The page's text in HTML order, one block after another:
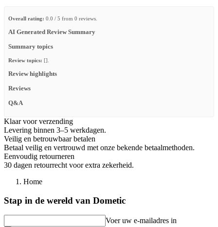
Overall rating: 0.0 / 5 from 0 reviews.
AI Generated Review Summary
Summary topics
Review topics: [].
Review highlights
Reviews
Q&A
Klaar voor verzending
Levering binnen 3–5 werkdagen.
Veilig en betrouwbaar betalen
Betaal veilig en vertrouwd met onze bekende betaalmethoden.
Eenvoudig retourneren
30 dagen retourrecht voor extra zekerheid.
Home
Stap in de wereld van Dometic
Voer uw e-mailadres in